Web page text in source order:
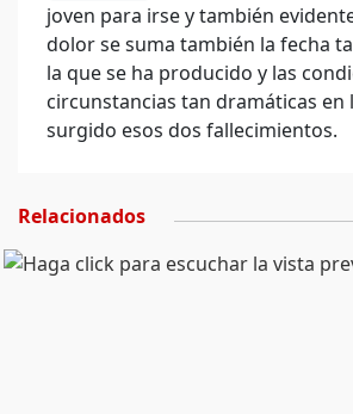
joven para irse y también
dolor se suma también la fecha
la que se ha producido y las
circunstancias tan dramáticas en
surgido esos dos fallecimientos.
Relacionados